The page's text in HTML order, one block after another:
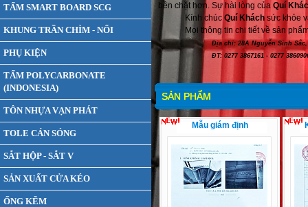
TẤM SMART BOARD SCG
KHUNG TRẦN CHÌM - NỔI
PHỤ KIỆN
TẤM POLYCARBONATE
(INDONESIA)
TÔN NHỰA VẠN PHÁT
TOLE CÁN SÓNG
SẮT HỘP - SẮT V
SẢN XUẤT CỬA KÉO
ỐNG KẼM
bền chặt hơn. Sự hài lòng của Quí
Kính chúc Quí Khách sức khỏe
Mọi thông tin chi tiết về sản
Địa chỉ: 28A Nguyễn Sinh Sắc, Xã
ĐT: 0277 3867161 - 0277 3860906
SẢN PHẨM
Mẫu giám định